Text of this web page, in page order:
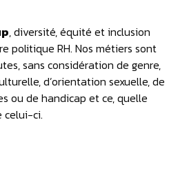
, diversité, équité et inclusion
politique RH. Nos métiers sont
sans considération de genre,
d’orientation sexuelle, de
ou de handicap et ce, quelle
celui-ci.